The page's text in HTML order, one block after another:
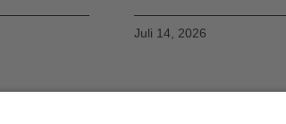
Juli 14, 2026